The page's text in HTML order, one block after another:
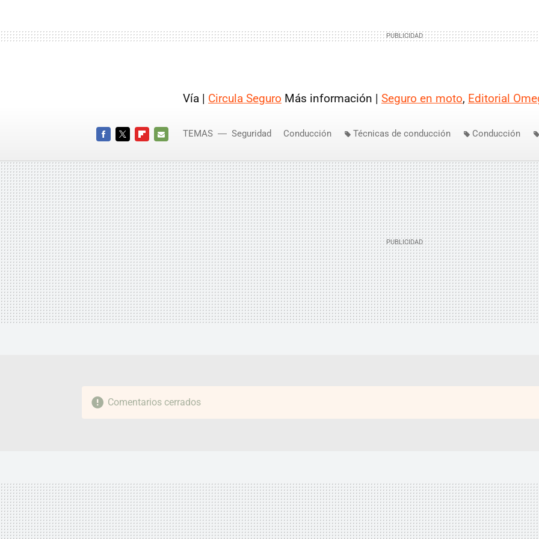
Vía | Circula Seguro Más información | Seguro en moto, Editorial
MAIL
TEMAS Seguridad Conducción Técnicas de conducción Conducción
Comentarios cerrados